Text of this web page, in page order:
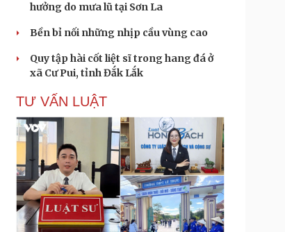
hưởng do mưa lũ tại Sơn La
Bền bỉ nối những nhịp cầu vùng cao
Quy tập hài cốt liệt sĩ trong hang đá ở
xã Cư Pui, tỉnh Đắk Lắk
TƯ VẤN LUẬT